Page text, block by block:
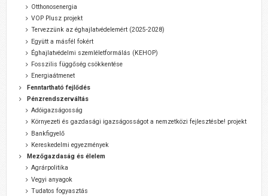
Otthonosenergia
VOP Plusz projekt
Tervezzünk az éghajlatvédelemért (2025-2028)
Együtt a másfél fokért
Éghajlatvédelmi szemléletformálás (KEHOP)
Fosszilis függőség csökkentése
Energiaátmenet
Fenntartható fejlődés
Pénzrendszerváltás
Adóigazságosság
Környezeti és gazdasági igazságosságot a nemzetközi fejlesztésbe! projekt
Bankfigyelő
Kereskedelmi egyezmények
Mezőgazdaság és élelem
Agrárpolitika
Vegyi anyagok
Tudatos fogyasztás